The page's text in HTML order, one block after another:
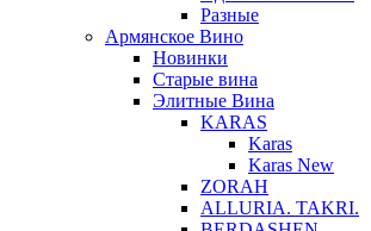
Разные
Армянское Вино
Новинки
Старые вина
Элитные Вина
KARAS
Karas
Karas New
ZORAH
ALLURIA. TAKRI.